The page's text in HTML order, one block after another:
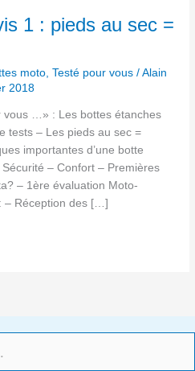
1 : pieds au sec =
moto ,Testé pour vous /Alain
2018
vous …» : Les bottes étanches
tests – Les pieds au sec =
importantes d’une botte
– Confort – Premières
– 1ère évaluation Moto-
– Réception des […]